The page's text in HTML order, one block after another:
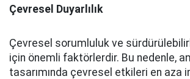
Çevresel Duyarlılık
Çevresel sorumluluk ve
için önemli faktörlerdir. Bu nedenle,
tasarımında çevresel etkileri en aza